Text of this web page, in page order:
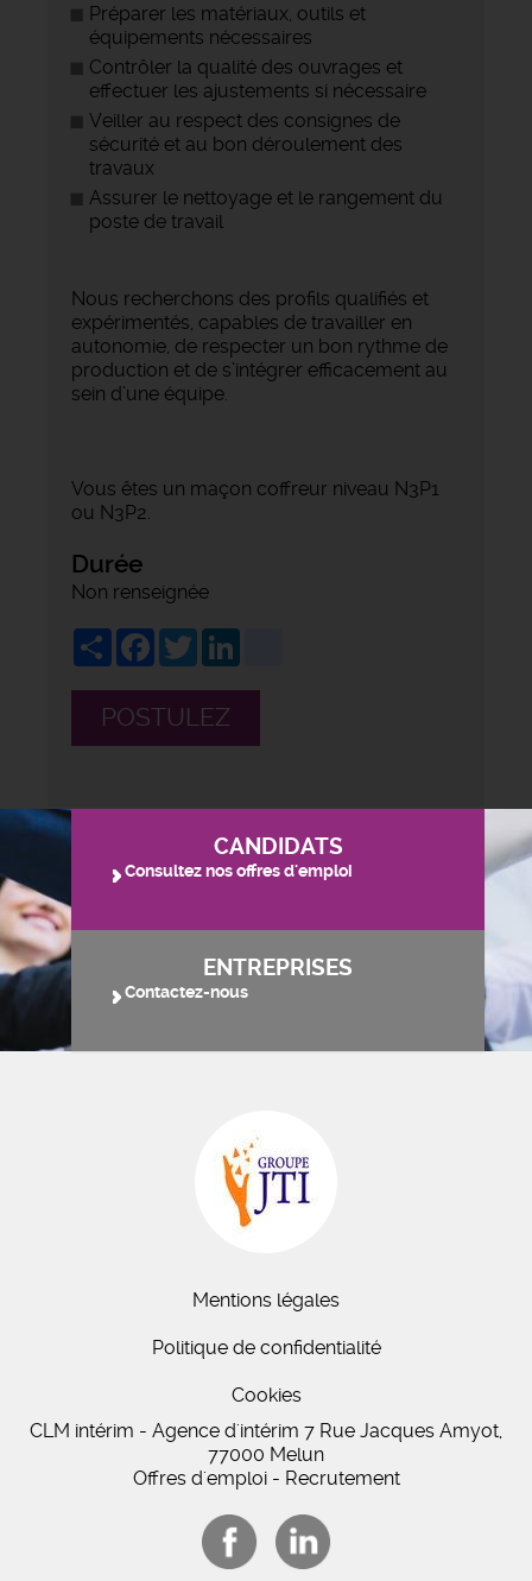
Préparer les matériaux, outils et
équipements nécessaires
Contrôler la qualité des ouvrages et
effectuer les ajustements si nécessaire
Veiller au respect des consignes de
sécurité et au bon déroulement des
travaux
Assurer le nettoyage et le rangement du
poste de travail
Nous recherchons des profils qualifiés et
expérimentés, capables de travailler en
autonomie, de respecter un bon rythme de
production et de s’intégrer efficacement au
sein d’une équipe.
Vous êtes un maçon coffreur niveau N3P1
ou N3P2.
Durée
Non renseignée
ShareFacebook
Twitter
POSTULEZ
CANDIDATS
Consultez nos offres d'emploi
ENTREPRISES
Contactez-nous
Mentions légales
Politique de confidentialité
Cookies
CLM intérim - Agence d'intérim 7 Rue Jacques Amyot,
77000 Melun
Offres d'emploi - Recrutement